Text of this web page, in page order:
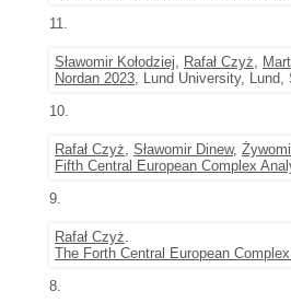
11.
Sławomir Kołodziej, Rafał Czyż,
Nordan 2023, Lund University, Lund,
10.
Rafał Czyż, Sławomir Dinew,
Fifth Central European Complex
9.
Rafał Czyż.
The Forth Central European
8.